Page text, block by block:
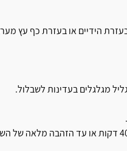
הידיים או בעזרת כף עץ
מגלגלים בעדינות לשבלול.